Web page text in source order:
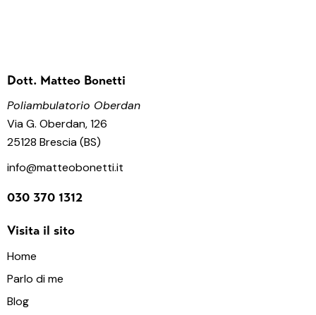
Dott. Matteo Bonetti
Poliambulatorio Oberdan
Via G. Oberdan, 126
25128 Brescia (BS)
info@matteobonetti.it
030 370 1312
Visita il sito
Home
Parlo di me
Blog